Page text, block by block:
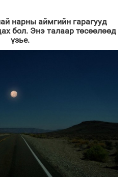
нарны аймгийн гарагууд
бол. Энэ талаар төсөөлөөд
үзье.